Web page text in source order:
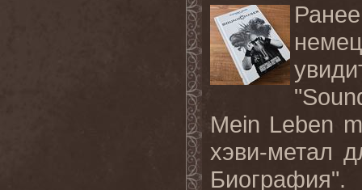
Mein Leben
хэви-метал